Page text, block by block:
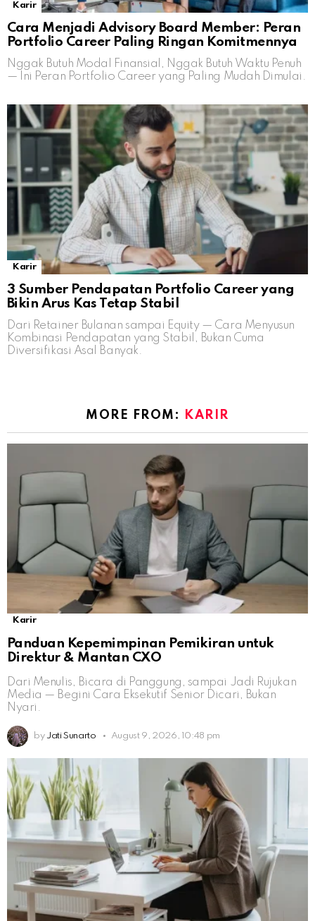
Karir
Cara Menjadi Advisory Board Member: Peran
Portfolio Career Paling Ringan Komitmennya
Nggak Butuh Modal Finansial, Nggak Butuh Waktu Penuh
— Ini Peran Portfolio Career yang Paling Mudah Dimulai.
Karir
3 Sumber Pendapatan Portfolio Career yang
Bikin Arus Kas Tetap Stabil
Dari Retainer Bulanan sampai Equity — Cara Menyusun
Kombinasi Pendapatan yang Stabil, Bukan Cuma
Diversifikasi Asal Banyak.
MORE FROM: KARIR
Karir
Panduan Kepemimpinan Pemikiran untuk
Direktur & Mantan CXO
Dari Menulis, Bicara di Panggung, sampai Jadi Rujukan
Media — Begini Cara Eksekutif Senior Dicari, Bukan
Nyari.
by Jati Sunarto August 9, 2026, 10:48 pm